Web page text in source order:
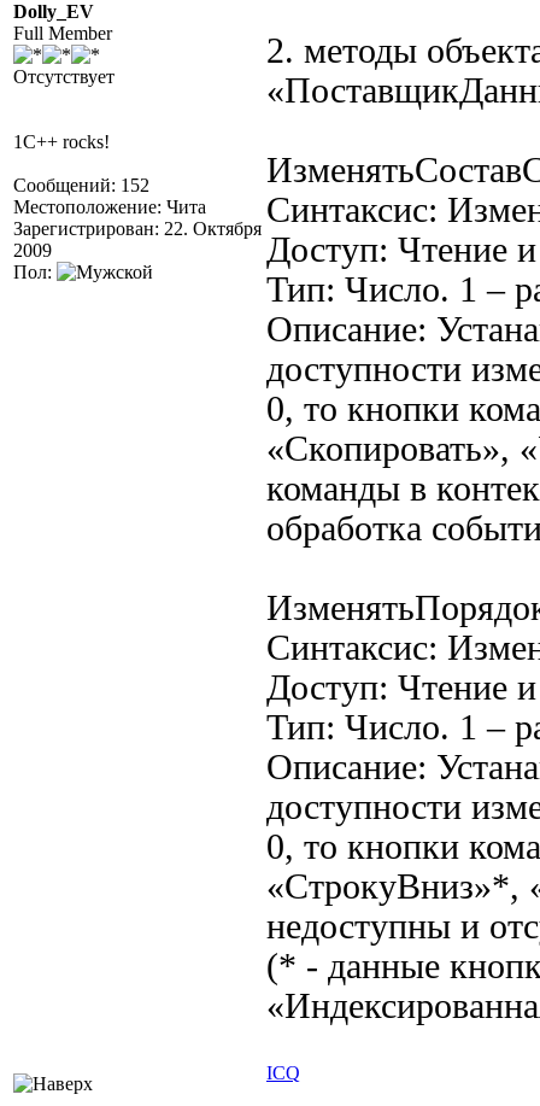
Dolly_EV
Full Member
Отсутствует
1C++ rocks!
Сообщений: 152
Местоположение: Чита
Зарегистрирован: 22. Октября
2009
Пол:
2. методы
Синтаксис:
Доступ: Чтение и
Тип: Число. 1 –
Описание:
доступности
0, то кнопки
«Скопировать»,
команды в
обработка
Синтаксис:
Доступ: Чтение и
Тип: Число. 1 –
Описание:
доступности
0, то кнопки
«СтрокуВниз»*,
недоступны и
(* - данные
ICQ